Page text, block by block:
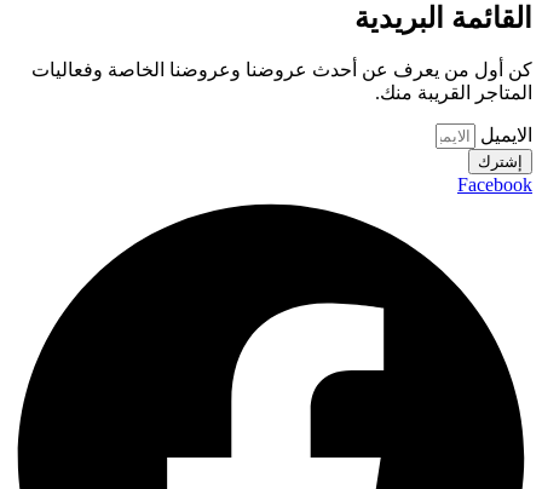
القائمة البريدية
كن أول من يعرف عن أحدث عروضنا وعروضنا الخاصة وفعاليات
المتاجر القريبة منك.
الايميل
إشترك
Facebook